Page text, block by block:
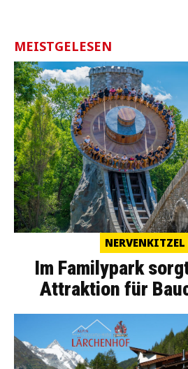
MEISTGELESEN
NERVENKITZEL
Im Familypark
Attraktion für